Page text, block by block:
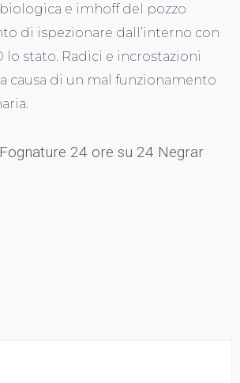
e imhoff del pozzo
di ispezionare dall’interno con
lo stato. Radici e incrostazioni
causa di un mal funzionamento
24 ore su 24 Negrar